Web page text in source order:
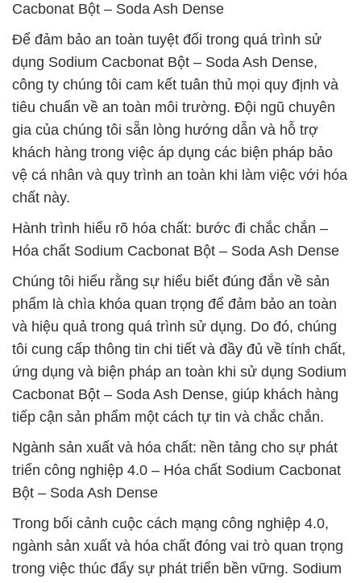
Cacbonat Bột – Soda Ash Dense
Để đảm bảo an toàn tuyệt đối trong quá trình sử
dụng Sodium Cacbonat Bột – Soda Ash Dense,
công ty chúng tôi cam kết tuân thủ mọi quy định và
tiêu chuẩn về an toàn môi trường. Đội ngũ chuyên
gia của chúng tôi sẵn lòng hướng dẫn và hỗ trợ
khách hàng trong việc áp dụng các biện pháp bảo
vệ cá nhân và quy trình an toàn khi làm việc với hóa
chất này.
Hành trình hiểu rõ hóa chất: bước đi chắc chắn –
Hóa chất Sodium Cacbonat Bột – Soda Ash Dense
Chúng tôi hiểu rằng sự hiểu biết đúng đắn về sản
phẩm là chìa khóa quan trọng để đảm bảo an toàn
và hiệu quả trong quá trình sử dụng. Do đó, chúng
tôi cung cấp thông tin chi tiết và đầy đủ về tính chất,
ứng dụng và biện pháp an toàn khi sử dụng Sodium
Cacbonat Bột – Soda Ash Dense, giúp khách hàng
tiếp cận sản phẩm một cách tự tin và chắc chắn.
Ngành sản xuất và hóa chất: nền tảng cho sự phát
triển công nghiệp 4.0 – Hóa chất Sodium Cacbonat
Bột – Soda Ash Dense
Trong bối cảnh cuộc cách mạng công nghiệp 4.0,
ngành sản xuất và hóa chất đóng vai trò quan trọng
trong việc thúc đẩy sự phát triển bền vững. Sodium